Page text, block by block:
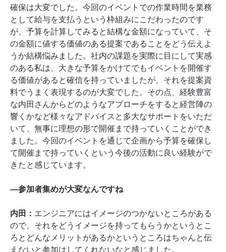
確保は大変でした。今回のイベントでの作業時間を業務
として給与を支払うという枠組みにこだわったのです
が、予算を計算してみると結構な金額になっていて、そ
の金額に値する価値のある提案であることをどう伝えよ
うか結構悩みました。社内の課題を実際に目にして実感
のある私は、大きな予算をかけてでもイベントを開催す
る価値があると確信を持っていましたが、それを提案資
料でうまく表現するのが大変でした。その点、経験豊富
な内田さんからどのようなアプローチをすると経営陣の
響くかなど様々なアドバイスと多大なサポートをいただ
いて、無事に理想の形で開催まで持っていくことができ
ました。今回のイベントを通じて企画から予算を確保し
て開催まで持っていくという今後の活動に良い経験がで
きたと感じています。
―参加者集めが大変なんですね
内田： エンジニアにはイメージのつかないところがある
ので、それをどうイメージを持ってもらうかというとこ
ろとどんなメリットがあるかというところはちゃんと伝
えないと参加はしてくれないなと感じました。